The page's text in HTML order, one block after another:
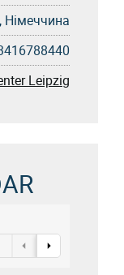
Німеччина
Leipzig